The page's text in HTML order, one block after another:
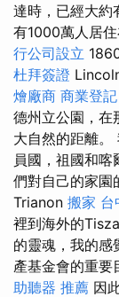
達時，已經大約
有1000萬人居住
行公司設立
杜拜簽證
燴廠商 商業登記
德州立公園，在
大自然的距離。
員國，祖國和
們對自己的家園
Trianon 搬家 台
裡到海外的
的靈魂，我的感
產基金會的重要
助聽器 推薦 因